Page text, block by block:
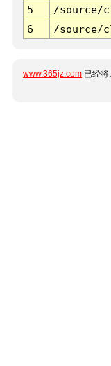
5
/source/
6
/source/
www.365jz.com 已经